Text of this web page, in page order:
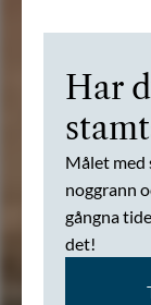
Har
Målet med
noggrann
gångna
det!